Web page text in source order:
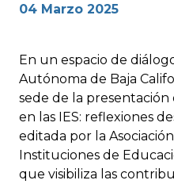
04 Marzo 2025
En un espacio de
Autónoma de Baja
sede de la presentación
en las IES: reflexiones
editada por la
Instituciones de
que visibiliza las